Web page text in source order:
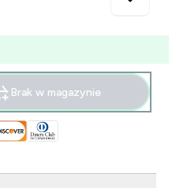
Brak w magazynie